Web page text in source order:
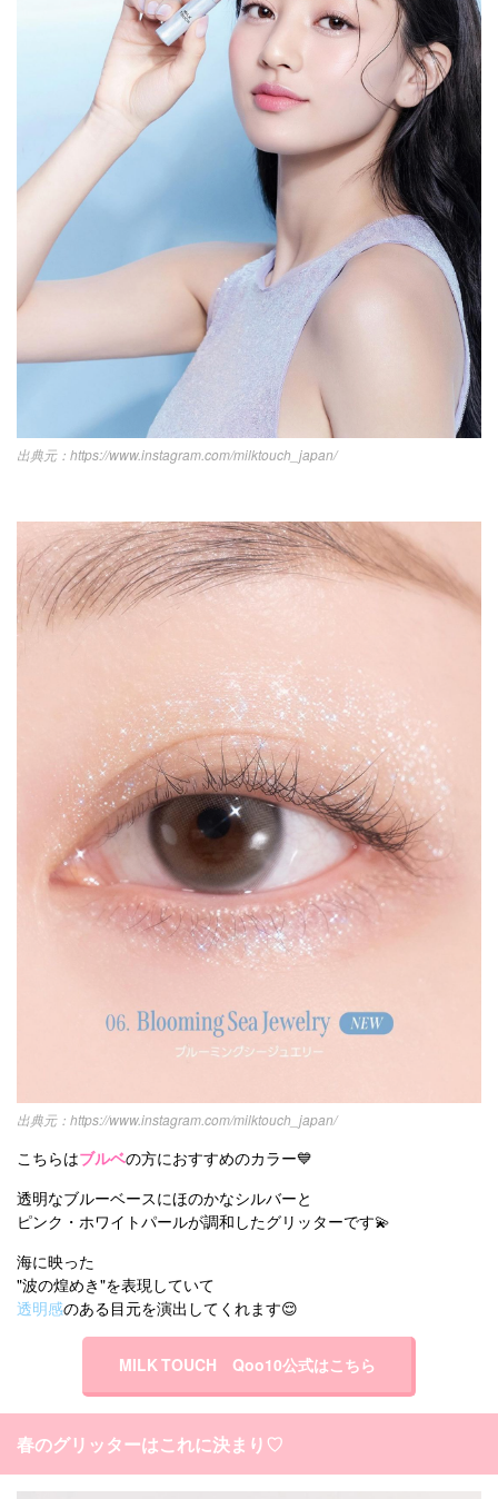
https://www.instagram.com/milktouch_japan/
https://www.instagram.com/milktouch_japan/
こちらはブルベの方におすすめのカラー💙
透明なブルーベースにほのかなシルバーと
ピンク・ホワイトパールが調和したグリッターです💫
海に映った
"波の煌めき"を表現していて
透明感のある目元を演出してくれます😌
MILK TOUCH Qoo10公式はこちら
春のグリッターはこれに決まり♡